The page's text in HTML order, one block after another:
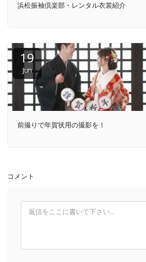
浜松振袖倶楽部・レンタル衣裳紹介
19
Jun
前撮りで年賀状用の撮影を！
コメント